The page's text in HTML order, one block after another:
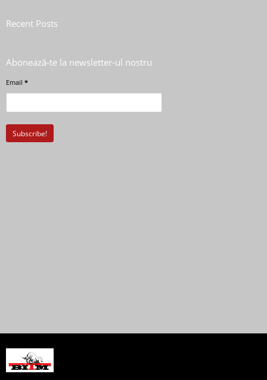
Recent Posts
Abonează-te la newsletter-ul nostru
Email *